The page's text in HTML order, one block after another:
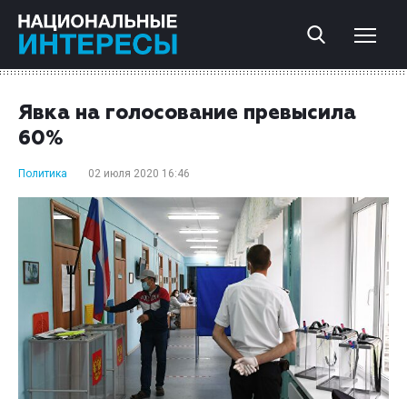
Явка на голосование превысила
60%
Политика 02 июля 2020 16:46